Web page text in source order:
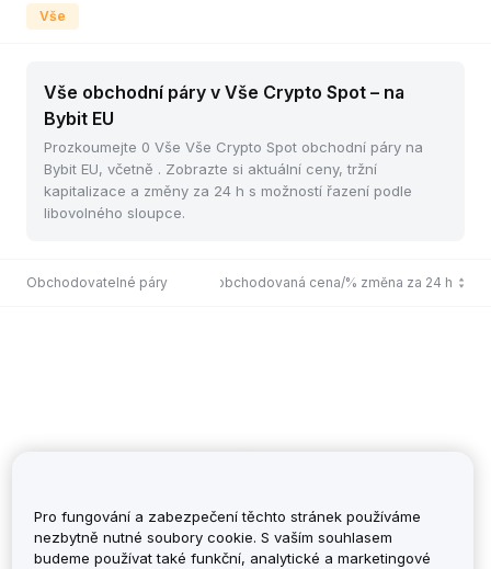
Vše
Vše obchodní páry v Vše Crypto Spot – na
Bybit EU
Prozkoumejte 0 Vše Vše Crypto Spot obchodní páry na
Bybit EU, včetně . Zobrazte si aktuální ceny, tržní
kapitalizace a změny za 24 h s možností řazení podle
libovolného sloupce.
Obchodovatelné páryPoslední obchodovaná cena/% změna za 24 h
Pro fungování a zabezpečení těchto stránek používáme
nezbytně nutné soubory cookie. S vaším souhlasem
budeme používat také funkční, analytické a marketingové